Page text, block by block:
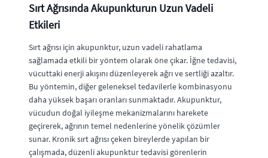
Sırt Ağrısında Akupunkturun Uzun Vadeli
Etkileri
Sırt ağrısı için akupunktur, uzun vadeli rahatlama
sağlamada etkili bir yöntem olarak öne çıkar. İğne tedavisi,
vücuttaki enerji akışını düzenleyerek ağrı ve sertliği azaltır.
Bu yöntemin, diğer geleneksel tedavilerle kombinasyonu
daha yüksek başarı oranları sunmaktadır. Akupunktur,
vücudun doğal iyileşme mekanizmalarını harekete
geçirerek, ağrının temel nedenlerine yönelik çözümler
sunar. Kronik sırt ağrısı çeken bireylerde yapılan bir
çalışmada, düzenli akupunktur tedavisi görenlerin